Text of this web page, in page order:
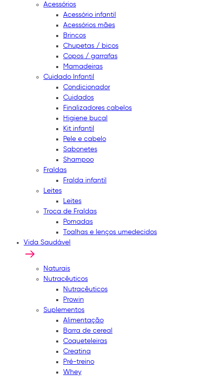
Acessórios
Acessório infantil
Acessórios mães
Brincos
Chupetas / bicos
Copos / garrafas
Mamadeiras
Cuidado Infantil
Condicionador
Cuidados
Finalizadores cabelos
Higiene bucal
Kit infantil
Pele e cabelo
Sabonetes
Shampoo
Fraldas
Fralda infantil
Leites
Leites
Troca de Fraldas
Pomadas
Toalhas e lenços umedecidos
Vida Saudável
Naturais
Nutracêuticos
Nutracêuticos
Prowin
Suplementos
Alimentação
Barra de cereal
Coqueteleiras
Creatina
Pré-treino
Whey